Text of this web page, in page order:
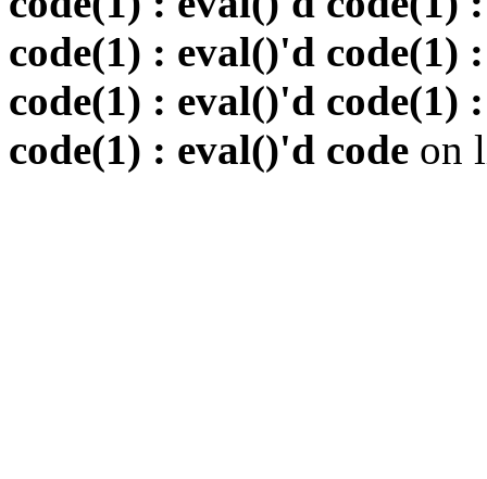
code(1) : eval()'d code(1)
code(1) : eval()'d code(1)
code(1) : eval()'d code on